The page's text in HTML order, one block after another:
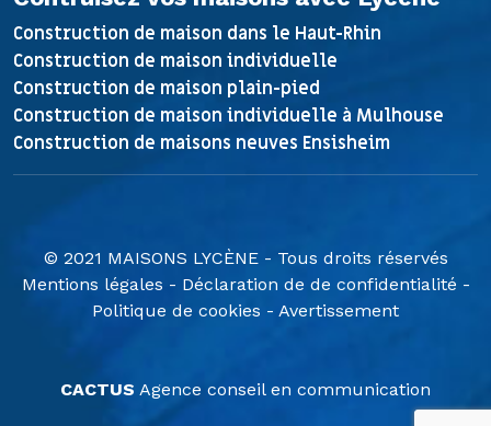
Construction de maison dans le Haut-Rhin
Construction de maison individuelle
Construction de maison plain-pied
Construction de maison individuelle à Mulhouse
Construction de maisons neuves Ensisheim
© 2021 MAISONS LYCÈNE - Tous droits réservés
Mentions légales - Déclaration de de confidentialité -
Politique de cookies - Avertissement
CACTUS Agence conseil en communication